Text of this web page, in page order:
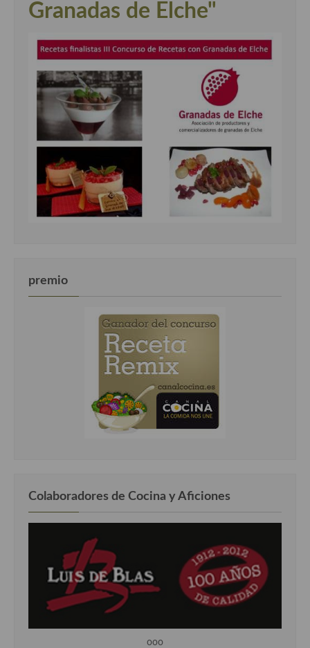
Granadas de Elche"
premio
Colaboradores de Cocina y Aficiones
ooo